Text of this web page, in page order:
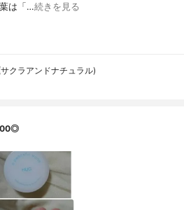
は「…続きを見る
クラアンドナチュラル)